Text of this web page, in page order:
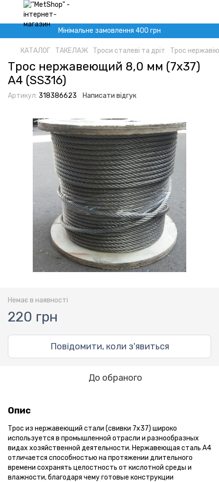
Мінімальне замовлення 400 грн
КАТАЛОГ ТАКЕЛАЖ Троси сталеві та дріт Трос
Трос нержавеющий 8,0 мм (7х37)
A4 (SS316)
Артикул: 318386623 Написати відгук
Немає в наявності
220 грн
Повідомити, коли з'явиться
До обраного
Опис
Трос из нержавеющий стали (свивки 7х37) широко
используется в промышленной отрасли и разнообразных
видах хозяйственной деятельности. Нержавеющая сталь А4
отличается способностью на протяжении длительного
времени сохранять целостность от кислотной среды и
влажности, благодаря чему готовые конструкции